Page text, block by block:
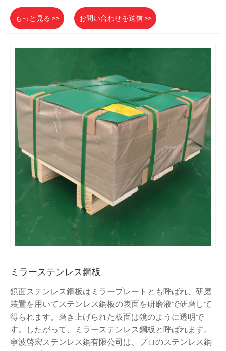
もっと見る >> お問い合わせを送信 >>
ミラーステンレス鋼板
鏡面ステンレス鋼板はミラープレートとも呼ばれ、研磨
装置を用いてステンレス鋼板の表面を研磨液で研磨して
得られます。磨き上げられた板面は鏡のように透明で
す。したがって、ミラーステンレス鋼板と呼ばれます。
寧波啓宏ステンレス鋼有限公司は、プロのステンレス鋼